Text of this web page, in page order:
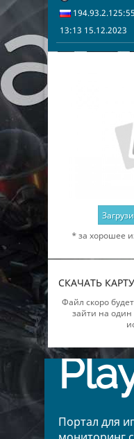
13:13 15.12.2023
* за хорошее
СКАЧАТЬ КАРТУ
Файл скоро
зайти на один
Портал для